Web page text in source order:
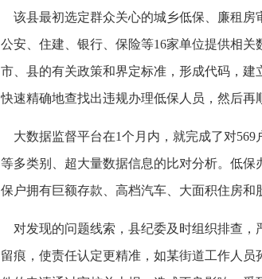
该县最初选定群众关心的城乡低保、廉租房
公安、住建、银行、保险等16家单位提供相关
市、县的有关政策和界定标准，形成代码，建
快速精确地查找出违规办理低保人员，然后再
大数据监督平台在1个月内，就完成了对569
等多类别、超大量数据信息的比对分析。低
保户拥有巨额存款、高档汽车、大面积住房和
对发现的问题线索，县纪委及时组织排查，
留痕，使责任认定更精准，如某街道工作人